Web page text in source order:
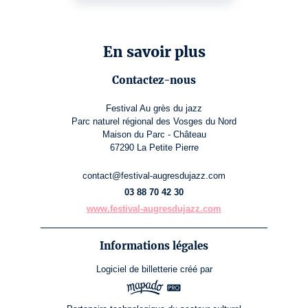
En savoir plus
Contactez-nous
Festival Au grès du jazz
Parc naturel régional des Vosges du Nord
Maison du Parc - Château
67290 La Petite Pierre
contact@festival-augresdujazz.com
03 88 70 42 30
www.festival-augresdujazz.com
Informations légales
Logiciel de billetterie créé par